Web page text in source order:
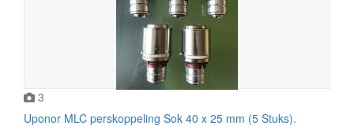
3
Uponor MLC perskoppeling Sok 40 x 25 mm (5 Stuks).